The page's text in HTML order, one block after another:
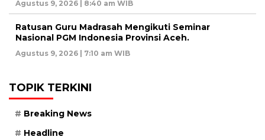
Agustus 9, 2026 | 8:40 am WIB
Ratusan Guru Madrasah Mengikuti Seminar
Nasional PGM Indonesia Provinsi Aceh.
Agustus 9, 2026 | 7:10 am WIB
TOPIK TERKINI
Breaking News
Headline